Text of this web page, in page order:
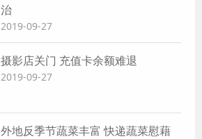
治
2019-09-27
摄影店关门 充值卡余额难退
2019-09-27
外地反季节蔬菜丰富 快递蔬菜慰藉